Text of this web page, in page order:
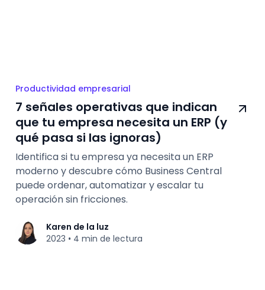
Productividad empresarial
7 señales operativas que indican
que tu empresa necesita un ERP (y
qué pasa si las ignoras)
Identifica si tu empresa ya necesita un ERP
moderno y descubre cómo Business Central
puede ordenar, automatizar y escalar tu
operación sin fricciones.
Karen de la luz
2023 • 4 min de lectura